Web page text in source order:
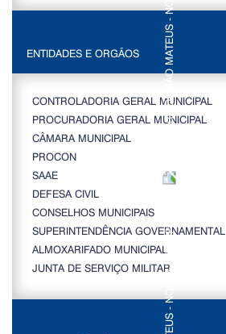
ENTIDADES E ORGÃOS
CONTROLADORIA GERAL MUNICIPAL
PROCURADORIA GERAL MUNICIPAL
CÂMARA MUNICIPAL
PROCON
SAAE
DEFESA CIVIL
CONSELHOS MUNICIPAIS
SUPERINTENDÊNCIA GOVERNAMENTAL
ALMOXARIFADO MUNICIPAL
JUNTA DE SERVIÇO MILITAR